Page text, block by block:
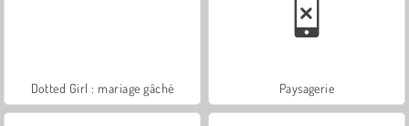
Dotted Girl : mariage gâché Paysagerie